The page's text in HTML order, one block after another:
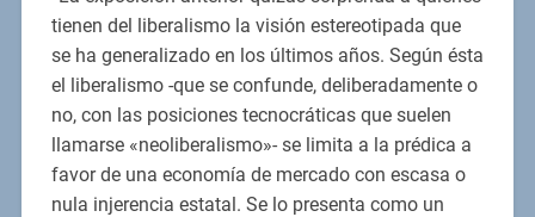
tienen del liberalismo la visión estereotipada que
se ha generalizado en los últimos años. Según ésta
el liberalismo -que se confunde, deliberadamente o
no, con las posiciones tecnocráticas que suelen
llamarse «neoliberalismo»- se limita a la prédica a
favor de una economía de mercado con escasa o
nula injerencia estatal. Se lo presenta como un